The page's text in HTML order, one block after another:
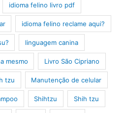
idioma felino livro pdf
idioma felino reclame aqui?
linguagem canina
mesmo Livro São Cipriano
tzu Manutenção de celular
Shihtzu Shih tzu